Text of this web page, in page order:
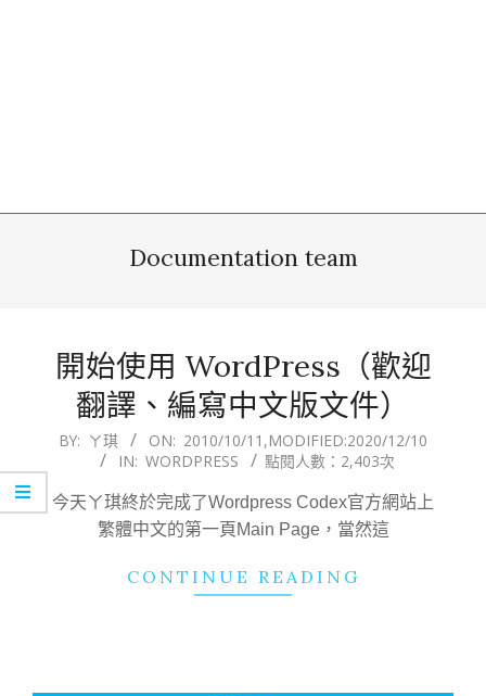
Documentation team
開始使用 WordPress（歡迎
翻譯、編寫中文版文件）
2010-
11
BY: ㄚ琪 ON: 2010/10/11 ,MODIFIED:2020/12/10
IN: WORDPRESS 點閱人數：2,403次
今天ㄚ琪終於完成了Wordpress Codex官方網站上
繁體中文的第一頁Main Page，當然這
CONTINUE READING